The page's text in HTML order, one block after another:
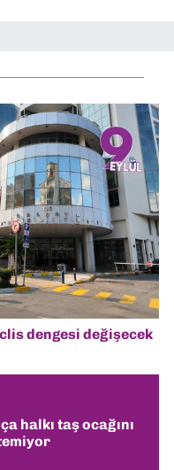
dengesi değişecek
halkı taş ocağını